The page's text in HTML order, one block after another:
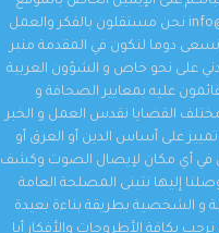
وهو : info@mahaleyat.com نحن مستقلون بالفكر والعمل
نسعى دوما لنكون في المقدمة منبر
على نحو خاص و الشؤون العربية
عليه بمعايير الصحافة و
القضايا نقدس العمل و الخبر
على أساس الدين أو العرق أو
في أي مكان لإيصال الصوت وكشف
إليها نتبنى المصلحة العامة
و الشخصية بطريقة بناءة بعيدة
بكافة الأطروحات والأفكار أيا